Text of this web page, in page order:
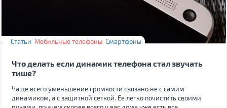
Статьи Мобильные телефоны Смартфоны
Что делать если динамик телефона стал звучать
тише?
Чаще всего уменьшение громкости связано не с самим
динамиком, а с защитной сеткой. Ее легко почистить своими